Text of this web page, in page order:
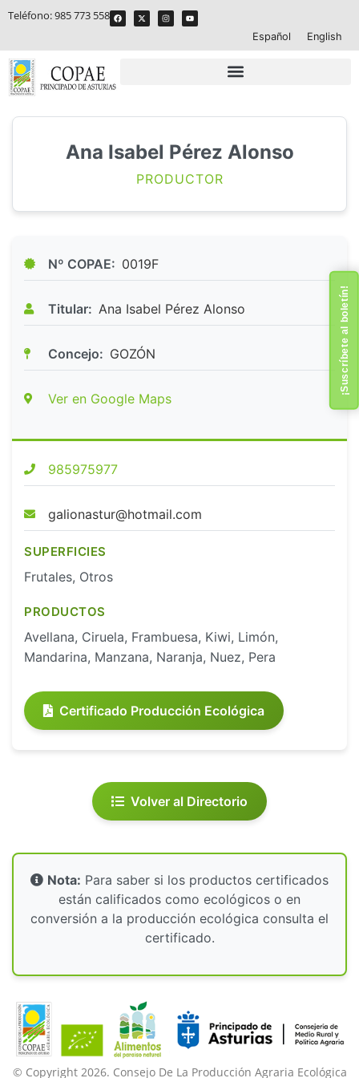
Teléfono:985 773 558
Español English
Ana Isabel Pérez Alonso
PRODUCTOR
Nº COPAE: 0019F
Titular: Ana Isabel Pérez Alonso
Concejo: GOZÓN
Ver en Google Maps
985975977
galionastur@hotmail.com
SUPERFICIES
Frutales, Otros
PRODUCTOS
Avellana, Ciruela, Frambuesa, Kiwi, Limón,
Mandarina, Manzana, Naranja, Nuez, Pera
Certificado Producción Ecológica
Volver al Directorio
Nota: Para saber si los productos certificados
están calificados como ecológicos o en
conversión a la producción ecológica consulta el
certificado.
© Copyright 2026. Consejo De La Producción Agraria Ecológica
¡Suscríbete al boletín!